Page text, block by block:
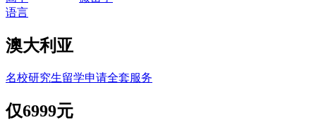
语言
澳大利亚
名校研究生留学申请全套服务
仅6999元